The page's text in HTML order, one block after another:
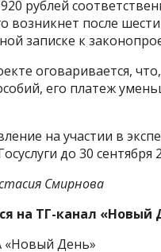
рублей
возникнет после
записке к
оговаривается,
его платеж
на участии в
до 30 сентября
Смирнова
на ТГ-канал «Новый
«Новый День»